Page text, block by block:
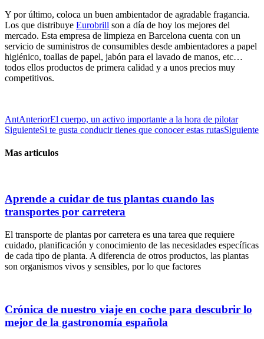
Y por último, coloca un buen ambientador de agradable fragancia.
Los que distribuye Eurobrill son a día de hoy los mejores del
mercado. Esta empresa de limpieza en Barcelona cuenta con un
servicio de suministros de consumibles desde ambientadores a papel
higiénico, toallas de papel, jabón para el lavado de manos, etc…
todos ellos productos de primera calidad y a unos precios muy
competitivos.
AntAnteriorEl cuerpo, un activo importante a la hora de pilotar
SiguienteSi te gusta conducir tienes que conocer estas rutasSiguiente
Mas articulos
Aprende a cuidar de tus plantas cuando las
transportes por carretera
El transporte de plantas por carretera es una tarea que requiere
cuidado, planificación y conocimiento de las necesidades específicas
de cada tipo de planta. A diferencia de otros productos, las plantas
son organismos vivos y sensibles, por lo que factores
Crónica de nuestro viaje en coche para descubrir lo
mejor de la gastronomía española